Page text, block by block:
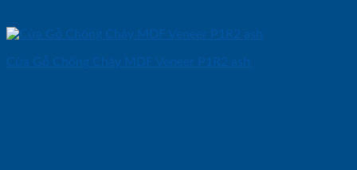
Cửa Gỗ Chống Cháy MDF Veneer P1R2 ash